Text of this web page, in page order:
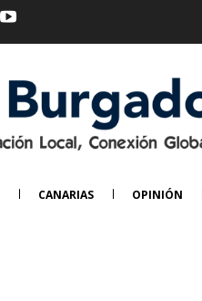
CANARIAS OPINIÓN